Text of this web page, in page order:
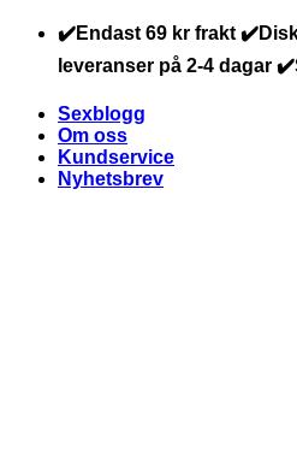
Skip
content
✔️Endast 69 kr frakt
leveranser på 2-4 dagar
Sexblogg
Om oss
Kundservice
Nyhetsbrev